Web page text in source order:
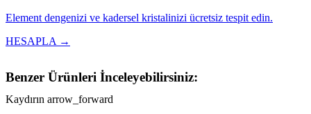
Element dengenizi ve kadersel kristalinizi ücretsiz tespit edin.
HESAPLA →
Benzer Ürünleri İnceleyebilirsiniz:
Kaydırın arrow_forward